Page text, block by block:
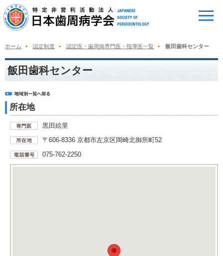
ホーム 認定制度 認定医・歯周病専門医・指導医一覧 飯田歯科センター
飯田歯科センター
所在地
黒田絵里
〒606-8336 京都市左京区岡崎北御所町52
075-762-2250